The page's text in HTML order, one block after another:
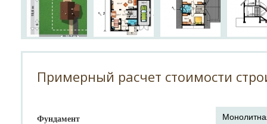
Примерный расчет стоимости
Фундамент